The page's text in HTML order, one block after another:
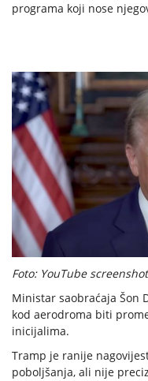
programa koji nose
Foto: YouTube
Ministar saobraćaja Šon
kod aerodroma biti
inicijalima.
Tramp je ranije
poboljšanja, ali nije